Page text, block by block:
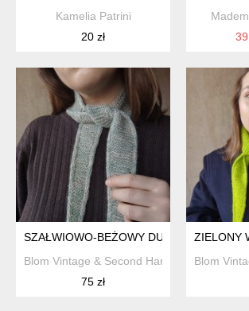
Kamelia Patrini
20 zł
39
SZAŁWIOWO-BEŻOWY DUŃSKI SZALIK Z
Blom Vintage & Second Hand
75 zł
ZIELONY
Blom